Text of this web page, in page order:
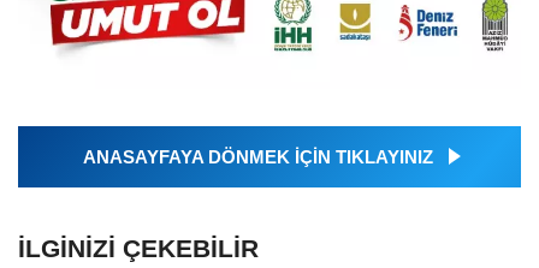
ANASAYFAYA DÖNMEK İÇİN TIKLAYINIZ
İLGINIZI ÇEKEBILIR